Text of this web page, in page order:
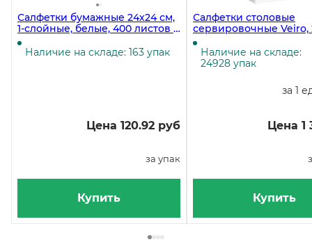
Салфетки бумажные 24х24 см,
1-слойные, белые, 400 листов в
упаковке, 12 пачек в коробке
Наличие на складе: 163 упак
Цена 120.92 руб
за упак
Купить
Салфетки столовые
сервировочные Veiro,
см, 1-слойные, белые,
листов в упаковке, 45
коробке
Наличие на складе:
24928 упак
за 1
Цена 1
Купить